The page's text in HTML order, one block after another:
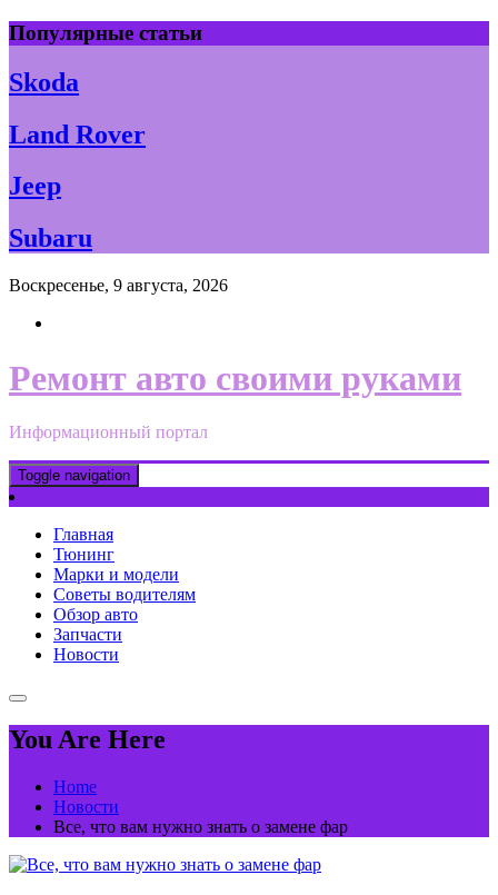
Skip
to
content
Популярные статьи
Skoda
Land Rover
Jeep
Subaru
Воскресенье, 9 августа, 2026
Ремонт авто своими руками
Информационный портал
Toggle navigation
Главная
Тюнинг
Марки и модели
Советы водителям
Обзор авто
Запчасти
Новости
You Are Here
Home
Новости
Все, что вам нужно знать о замене фар